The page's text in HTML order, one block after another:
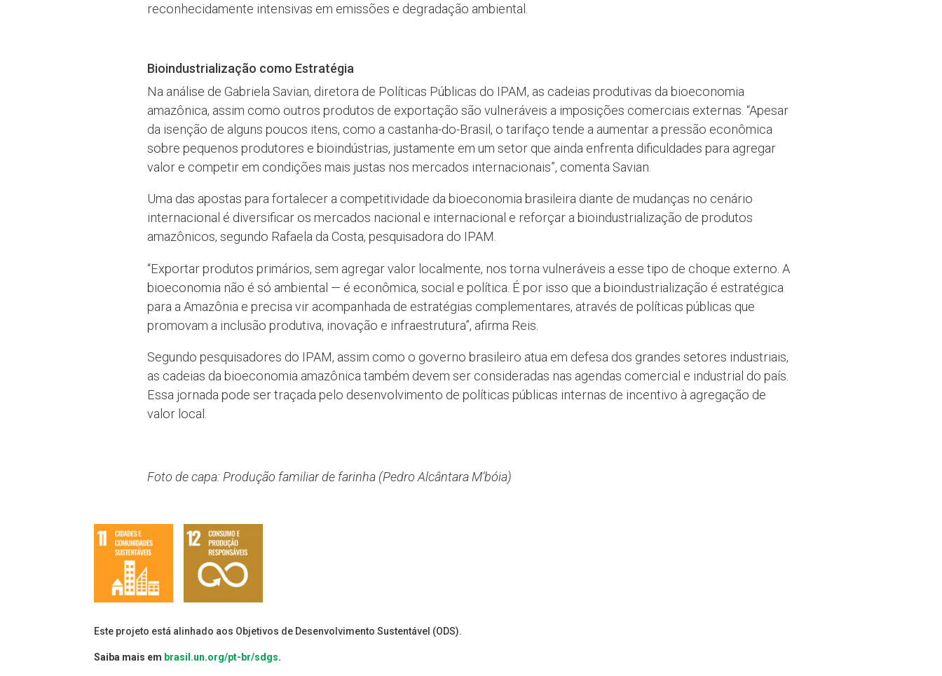
reconhecidamente intensivas em emissões e degradação ambiental.
Bioindustrialização como Estratégia
Na análise de Gabriela Savian, diretora de Políticas Públicas do IPAM, as cadeias produtivas da bioeconomia
amazônica, assim como outros produtos de exportação são vulneráveis a imposições comerciais externas. “Apesar
da isenção de alguns poucos itens, como a castanha-do-Brasil, o tarifaço tende a aumentar a pressão econômica
sobre pequenos produtores e bioindústrias, justamente em um setor que ainda enfrenta dificuldades para agregar
valor e competir em condições mais justas nos mercados internacionais”, comenta Savian.
Uma das apostas para fortalecer a competitividade da bioeconomia brasileira diante de mudanças no cenário
internacional é diversificar os mercados nacional e internacional e reforçar a bioindustrialização de produtos
amazônicos, segundo Rafaela da Costa, pesquisadora do IPAM.
“Exportar produtos primários, sem agregar valor localmente, nos torna vulneráveis a esse tipo de choque externo. A
bioeconomia não é só ambiental — é econômica, social e política. É por isso que a bioindustrialização é estratégica
para a Amazônia e precisa vir acompanhada de estratégias complementares, através de políticas públicas que
promovam a inclusão produtiva, inovação e infraestrutura”, afirma Reis.
Segundo pesquisadores do IPAM, assim como o governo brasileiro atua em defesa dos grandes setores industriais,
as cadeias da bioeconomia amazônica também devem ser consideradas nas agendas comercial e industrial do país.
Essa jornada pode ser traçada pelo desenvolvimento de políticas públicas internas de incentivo à agregação de
valor local.
Foto de capa: Produção familiar de farinha (Pedro Alcântara M’bóia)
Este projeto está alinhado aos Objetivos de Desenvolvimento Sustentável (ODS).
Saiba mais em brasil.un.org/pt-br/sdgs.